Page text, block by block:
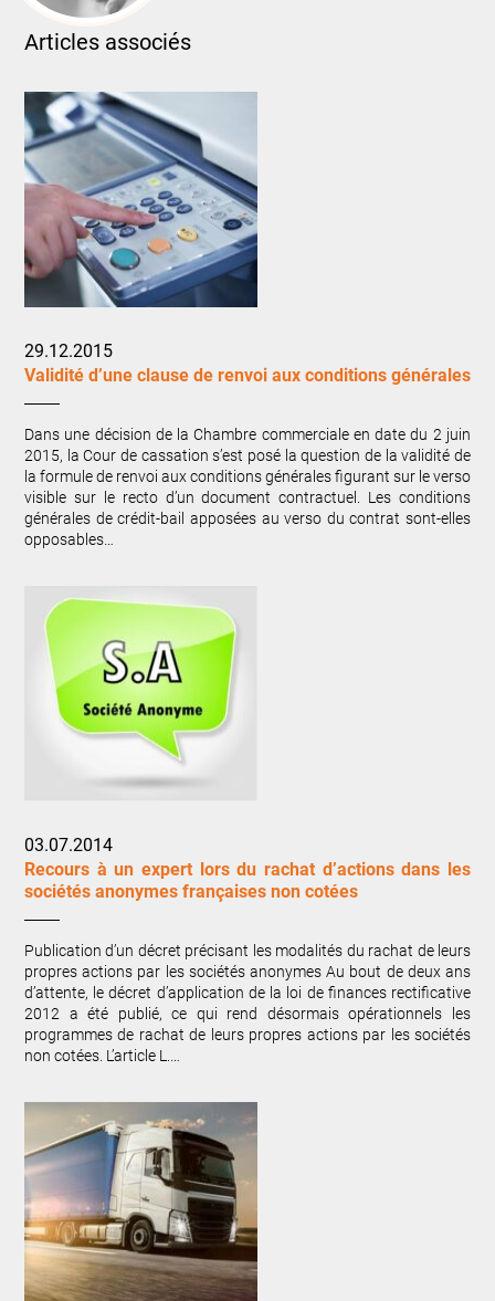
Articles associés
29.12.2015
Validité d’une clause de renvoi aux conditions générales
Dans une décision de la Chambre commerciale en date du 2 juin
2015, la Cour de cassation s’est posé la question de la validité de
la formule de renvoi aux conditions générales figurant sur le verso
visible sur le recto d’un document contractuel. Les conditions
générales de crédit-bail apposées au verso du contrat sont-elles
opposables…
03.07.2014
Recours à un expert lors du rachat d’actions dans les
sociétés anonymes françaises non cotées
Publication d’un décret précisant les modalités du rachat de leurs
propres actions par les sociétés anonymes Au bout de deux ans
d’attente, le décret d’application de la loi de finances rectificative
2012 a été publié, ce qui rend désormais opérationnels les
programmes de rachat de leurs propres actions par les sociétés
non cotées. L’article L.…